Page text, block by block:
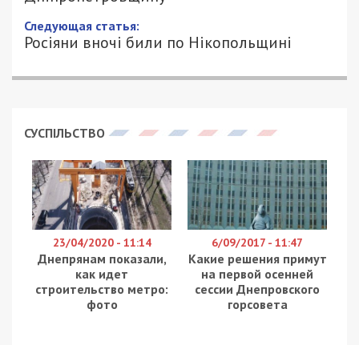
26/01/2024 - 19:30
АННА БАУМАН - СПЕЦИАЛЬНО ДЛЯ
49000.COM.UA
26 січня російські війська двічі обстрілювали
територію області, повідомляє49000з
посиланням на очільника Дніпропетровської ОВА